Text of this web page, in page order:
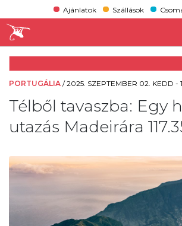
Ajánlatok Szállások
PORTUGÁLIA /2025. SZEPTEMBER 02. KEDD -
Télből tavaszba: Egy
utazás Madeirára